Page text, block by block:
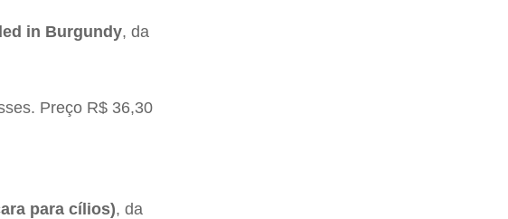
in Burgundy, da
Preço R$ 36,30
para cílios), da